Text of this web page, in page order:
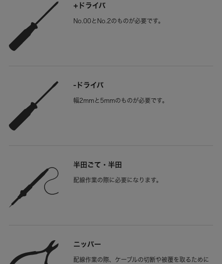
+ドライバ
No.00とNo.2のものが必要です。
-ドライバ
幅2mmと5mmのものが必要です。
半田ごて・半田
配線作業の際に必要になります。
ニッパー
配線作業の際、ケーブルの切断や被覆を取るために